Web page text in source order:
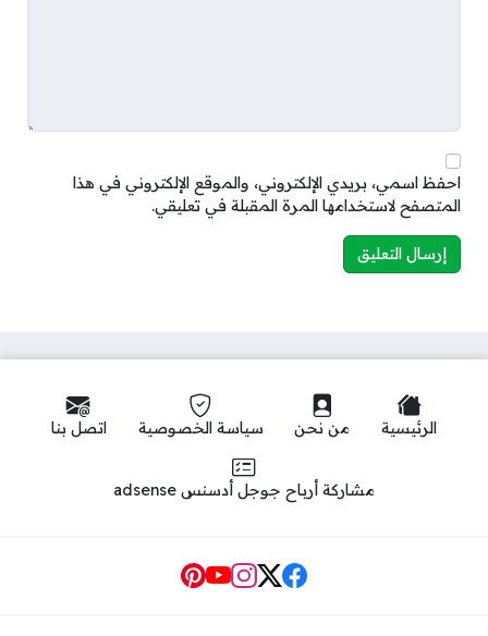
احفظ اسمي، بريدي الإلكتروني، والموقع الإلكتروني في هذا
المتصفح لاستخدامها المرة المقبلة في تعليقي.
الرئيسية من نحن سياسة الخصوصية اتصل بنا
مشاركة أرباح جوجل أدسنس adsense
Social Links